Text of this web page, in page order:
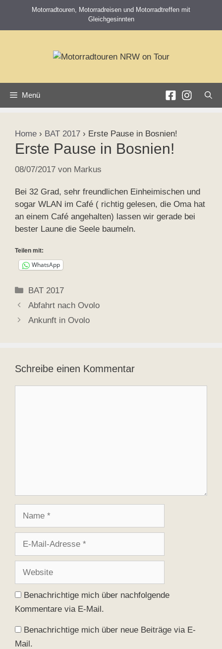
springen
Motorradtouren, Motorradreisen und Motorradtreffen mit
Gleichgesinnten
Menü
Home › BAT 2017 › Erste Pause in Bosnien!
Erste Pause in Bosnien!
08/07/2017 von Markus
Bei 32 Grad, sehr freundlichen Einheimischen und
sogar WLAN im Café ( richtig gelesen, die Oma hat
an einem Café angehalten) lassen wir gerade bei
bester Laune die Seele baumeln.
Teilen mit:
WhatsApp
Kategorien
BAT 2017
Abfahrt nach Ovolo
Ankunft in Ovolo
Schreibe einen Kommentar
Adresse
Benachrichtige mich über nachfolgende
Kommentare via E-Mail.
Benachrichtige mich über neue Beiträge via E-
Mail.